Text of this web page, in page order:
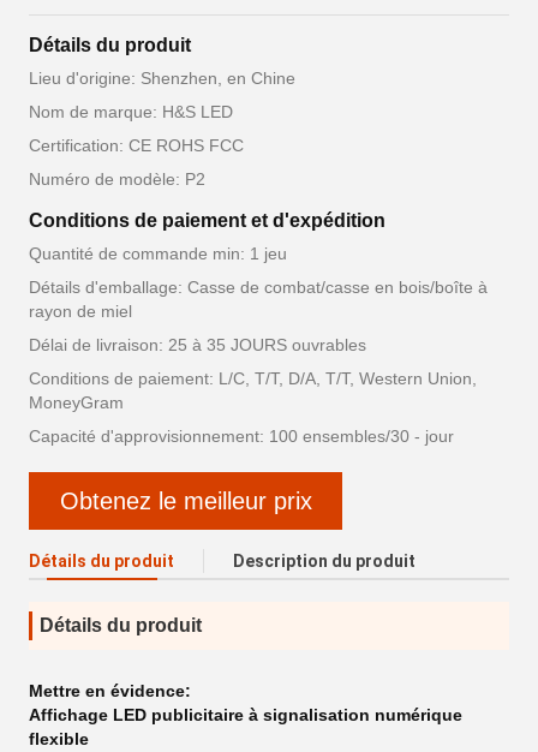
Détails du produit
Lieu d'origine: Shenzhen, en Chine
Nom de marque: H&S LED
Certification: CE ROHS FCC
Numéro de modèle: P2
Conditions de paiement et d'expédition
Quantité de commande min: 1 jeu
Détails d'emballage: Casse de combat/casse en bois/boîte à
rayon de miel
Délai de livraison: 25 à 35 JOURS ouvrables
Conditions de paiement: L/C, T/T, D/A, T/T, Western Union,
MoneyGram
Capacité d'approvisionnement: 100 ensembles/30 - jour
Obtenez le meilleur prix
Détails du produit Description du produit
Détails du produit
Mettre en évidence:
Affichage LED publicitaire à signalisation numérique
flexible